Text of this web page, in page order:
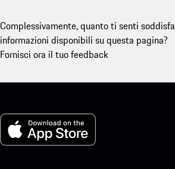
Complessivamente, quanto ti senti
informazioni disponibili su questa pagina?
Fornisci ora il tuo feedback